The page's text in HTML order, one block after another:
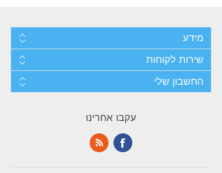
מידע
שירות לקוחות
החשבון שלי
עקבו אחרינו